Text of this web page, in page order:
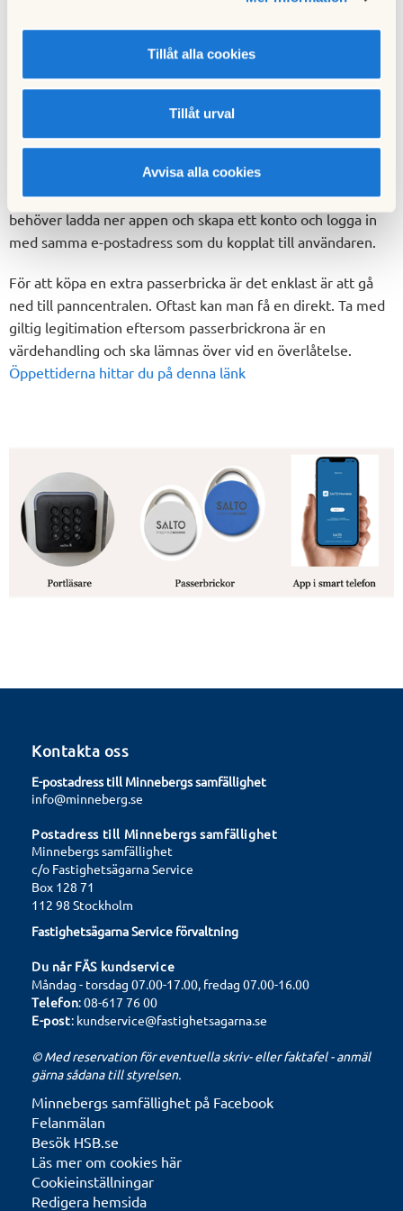
Tillåt alla cookies
Tillåt urval
Avvisa alla cookies
Om man önskar kan man dela ut tillträde till utrymmen till
exempelvis personer i sitt hushåll. Det kan man enklast göra
genom att dela ut en digital app-nyckel till personen. Det
kan man göra själv i appen Salto Homelok.
I appen behöver man då skapa en ny användare (med en
giltig e-postadress), tilldela åtkomsträttigheter och därefter
tilldela app-nyckel. Personen som ska använda app-nyckeln
behöver ladda ner appen och skapa ett konto och logga in
med samma e-postadress som du kopplat till användaren.
För att köpa en extra passerbricka är det enklast är att gå
ned till panncentralen. Oftast kan man få en direkt. Ta med
giltig legitimation eftersom passerbrickrona är en
värdehandling och ska lämnas över vid en överlåtelse.
Öppettiderna hittar du på denna länk
Kontakta oss
E-postadress till Minnebergs samfällighet
info@minneberg.se
Postadress till Minnebergs samfällighet
Minnebergs samfällighet
c/o Fastighetsägarna Service
Box 128 71
112 98 Stockholm
Fastighetsägarna Service förvaltning
Du når FÄS kundservice
Måndag - torsdag 07.00-17.00, fredag 07.00-16.00
Telefon: 08-617 76 00
E-post: kundservice@fastighetsagarna.se
©Med reservation för eventuella skriv- eller faktafel - anmäl
gärna sådana till styrelsen.
Minnebergs samfällighet på Facebook
Felanmälan
Besök HSB.se
Läs mer om cookies här
Cookieinställningar
Redigera hemsida